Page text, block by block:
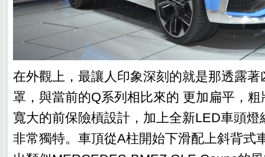
在外觀上，最讓人印象深刻的就是那透露
罩，與當前的Q系列相比來的 更加扁平，
寬大的前保險槓設計，加上全新LED車頭燈
非常獨特。車頂從A柱開始下滑配上斜背式